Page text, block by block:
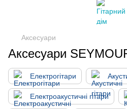
Аксесуари
Аксесуари
Електрогітари
Електроакустичні гітари